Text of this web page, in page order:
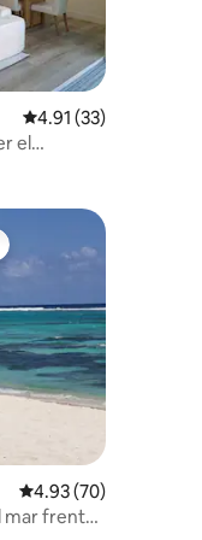
Calificación
4.91 (33)
el
huéspedes
Calificación
4.93 (70)
mar frente